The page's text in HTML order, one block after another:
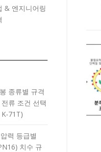
& 엔지니어링
종류별 규격
류 조건 선택
71T)
력 등급별
치수 규